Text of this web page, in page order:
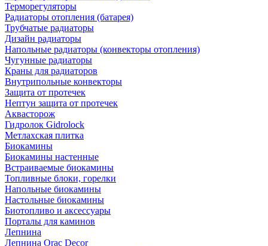
Терморегуляторы
Радиаторы отопления (батарея)
Трубчатые радиаторы
Дизайн радиаторы
Напольные радиаторы (конвекторы отопления)
Чугунные радиаторы
Краны для радиаторов
Внутрипольные конвекторы
Защита от протечек
Нептун защита от протечек
Аквасторож
Гидролок Gidrolock
Метлахская плитка
Биокамины
Биокамины настенные
Встраиваемые биокамины
Топливные блоки, горелки
Напольные биокамины
Настольные биокамины
Биотопливо и аксессуары
Порталы для каминов
Лепнина
Лепнина Orac Decor